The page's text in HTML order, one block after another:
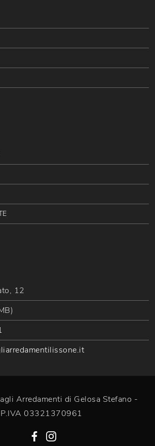
12
Arredamenti di Gelosa Stefano -
P.IVA 03321370961